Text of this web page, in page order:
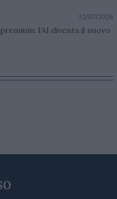
31/07/2026
l’AI diventa il nuovo